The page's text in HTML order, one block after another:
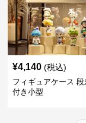
¥4,140 (税込)
フィギュアケース
付き小型